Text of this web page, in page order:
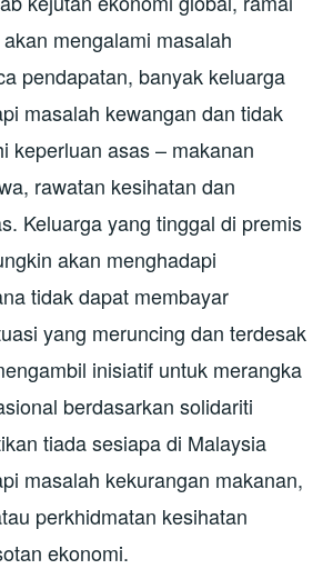
mengalami masalah
pendapatan, banyak keluarga
masalah kewangan dan tidak
keperluan asas – makanan
rawatan kesihatan dan
Keluarga yang tinggal di premis
akan menghadapi
tidak dapat membayar
yang meruncing dan terdesak
inisiatif untuk merangka
berdasarkan solidariti
tiada sesiapa di Malaysia
masalah kekurangan makanan,
perkhidmatan kesihatan
ekonomi.